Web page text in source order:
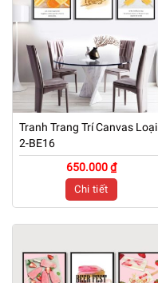
Tranh Trang Trí Canvas Loại
2-BE16
650.000 ₫
Chi tiết